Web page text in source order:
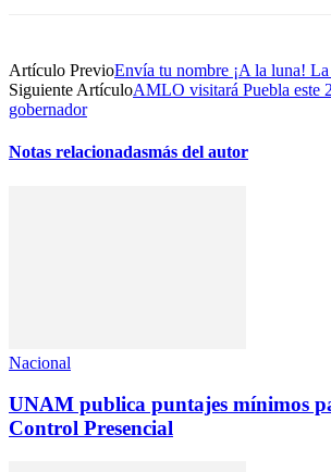
Artículo PrevioEnvía tu nombre ¡A la luna!
Siguiente ArtículoAMLO visitará Puebla este
gobernador
Notas relacionadasmás del autor
Nacional
UNAM publica puntajes mínimos
Control Presencial